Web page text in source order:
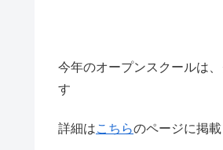
今年のオープンスクールは
す
詳細はこちらのページに掲